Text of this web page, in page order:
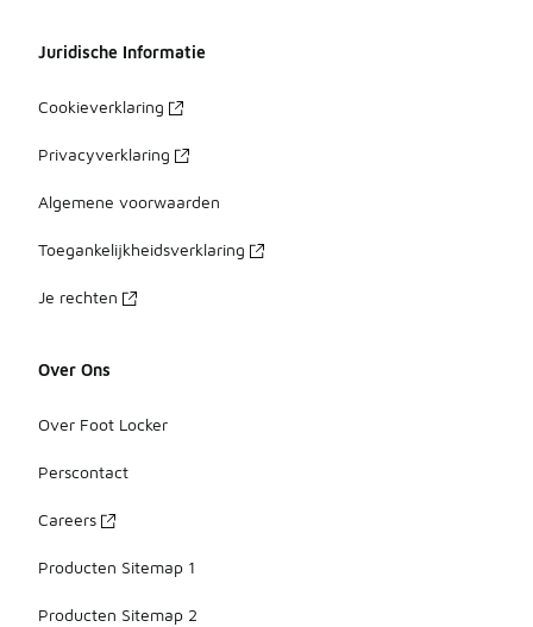
Juridische Informatie
Cookieverklaring
Privacyverklaring
Algemene voorwaarden
Toegankelijkheidsverklaring
Je rechten
Over Ons
Over Foot Locker
Perscontact
Careers
Producten Sitemap 1
Producten Sitemap 2